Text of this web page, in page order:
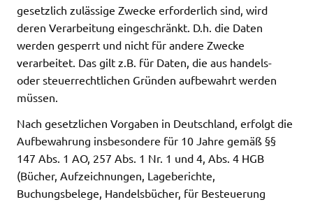
gesetzlich zulässige Zwecke erforderlich sind, wird
deren Verarbeitung eingeschränkt. D.h. die Daten
werden gesperrt und nicht für andere Zwecke
verarbeitet. Das gilt z.B. für Daten, die aus handels-
oder steuerrechtlichen Gründen aufbewahrt werden
müssen.
Nach gesetzlichen Vorgaben in Deutschland, erfolgt die
Aufbewahrung insbesondere für 10 Jahre gemäß §§
147 Abs. 1 AO, 257 Abs. 1 Nr. 1 und 4, Abs. 4 HGB
(Bücher, Aufzeichnungen, Lageberichte,
Buchungsbelege, Handelsbücher, für Besteuerung